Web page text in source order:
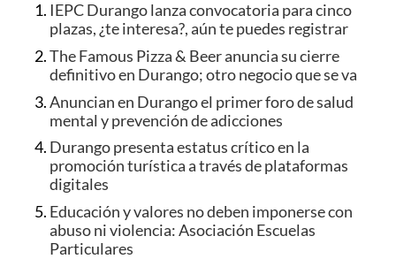
IEPC Durango lanza convocatoria para cinco
plazas, ¿te interesa?, aún te puedes registrar
The Famous Pizza & Beer anuncia su cierre
definitivo en Durango; otro negocio que se va
Anuncian en Durango el primer foro de salud
mental y prevención de adicciones
Durango presenta estatus crítico en la
promoción turística a través de plataformas
digitales
Educación y valores no deben imponerse con
abuso ni violencia: Asociación Escuelas
Particulares